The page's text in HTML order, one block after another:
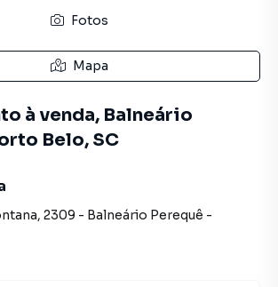
Fotos
Mapa
à venda, Balneário
Belo, SC
, 2309 - Balneário Perequê -